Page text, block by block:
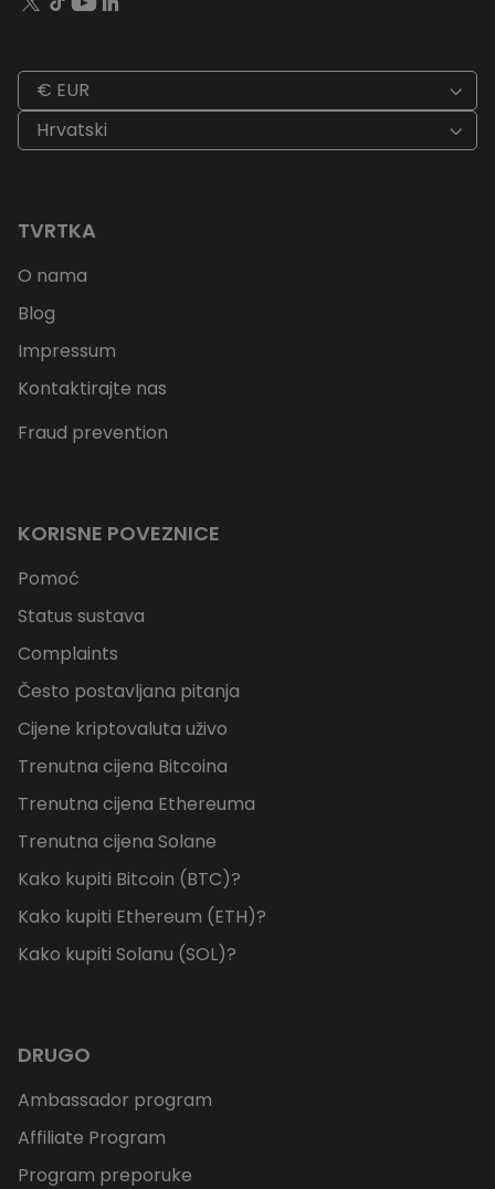
€ EUR
Hrvatski
TVRTKA
O nama
Blog
Impressum
Kontaktirajte nas
Fraud prevention
KORISNE POVEZNICE
Pomoć
Status sustava
Complaints
Često postavljana pitanja
Cijene kriptovaluta uživo
Trenutna cijena Bitcoina
Trenutna cijena Ethereuma
Trenutna cijena Solane
Kako kupiti Bitcoin (BTC)?
Kako kupiti Ethereum (ETH)?
Kako kupiti Solanu (SOL)?
DRUGO
Ambassador program
Affiliate Program
Program preporuke